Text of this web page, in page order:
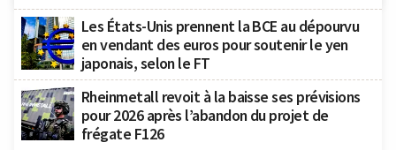
Les États-Unis prennent la BCE au dépourvu
en vendant des euros pour soutenir le yen
japonais, selon le FT
Rheinmetall revoit à la baisse ses prévisions
pour 2026 après l’abandon du projet de
frégate F126